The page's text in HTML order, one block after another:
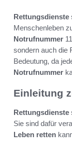
Rettungsdienste
Menschenleben
Notrufnummer
sondern auch die
Bedeutung, da
Notrufnummer
Einleitung
Rettungsdienste
Sie sind dafür
Leben retten